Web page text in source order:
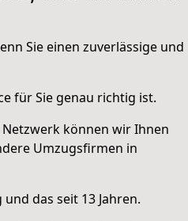
Sie einen zuverlässige und
für Sie genau richtig ist.
können wir Ihnen
Umzugsfirmen in
das seit 13 Jahren.